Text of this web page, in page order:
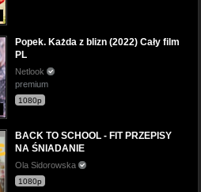
Popek. Każda z blizn (2022) Cały film
PL
Netlook
premium
1080p
BACK TO SCHOOL - FIT PRZEPISY
NA ŚNIADANIE
Ola Sidorowska
1080p